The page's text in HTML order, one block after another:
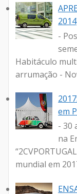
-
Habitáculo
arrumação -
em
- 30
na
mundial em